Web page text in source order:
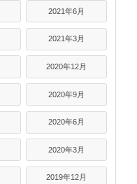
2021年6月
2021年3月
2020年12月
2020年9月
2020年6月
2020年3月
2019年12月